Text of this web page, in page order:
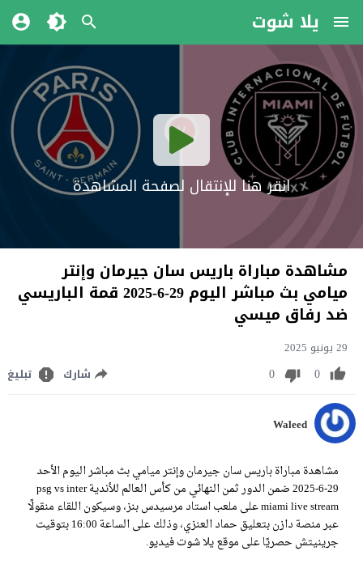
يلا شوت
انقر هنا للإنتقال لصفحة المشاهدة
مشاهدة مباراة باريس سان جيرمان وإنتر
ميامي بث مباشر اليوم 29-6-2025 قمة الباريسي
ضد رفاق ميسي
29 يونيو 2025
0
0 شارك تبليغ
Waleed
مشاهدة مباراة باريس سان جيرمان وإنتر ميامي بث مباشر اليوم الأحد
29-6-2025 ضمن الدور ثمن النهائي من كأس العالم للأندية psg vs inter
miami live stream على ملعب استاد مرسيدس بنز، وسيكون اللقاء منقولًا
عبر منصة دازن بتعليق حماد العنزي، وذلك على الساعة 16:00 بتوقيت
جرينيتش حصريًا على موقع يلا شوت فيديو.